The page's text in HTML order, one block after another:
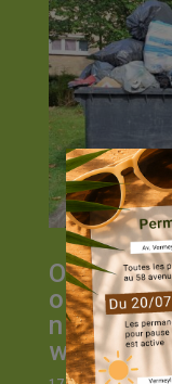
Onze
nette en